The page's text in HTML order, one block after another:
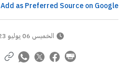
Add as Preferred Source on Google
الخميس 06 يوليو 2023